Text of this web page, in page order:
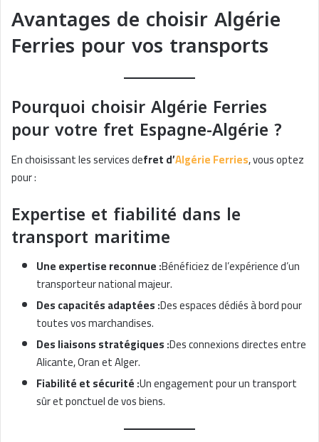
Avantages de choisir Algérie
Ferries pour vos transports
Pourquoi choisir Algérie Ferries
pour votre fret Espagne-Algérie ?
En choisissant les services defret d’Algérie Ferries, vous optez
pour :
Expertise et fiabilité dans le
transport maritime
Une expertise reconnue :Bénéficiez de l’expérience d’un
transporteur national majeur.
Des capacités adaptées :Des espaces dédiés à bord pour
toutes vos marchandises.
Des liaisons stratégiques :Des connexions directes entre
Alicante, Oran et Alger.
Fiabilité et sécurité :Un engagement pour un transport
sûr et ponctuel de vos biens.